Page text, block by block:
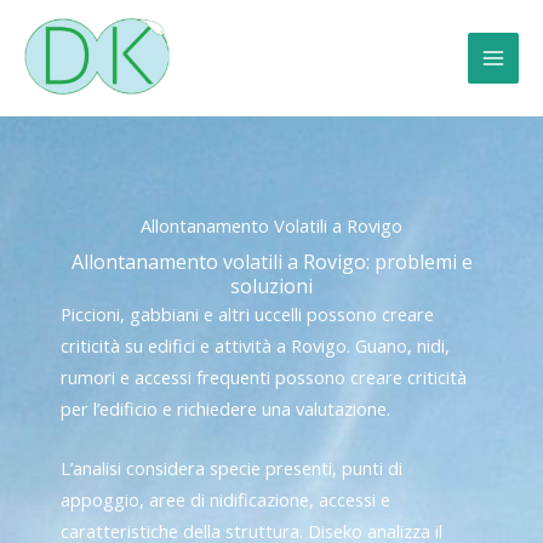
contenuto
Allontanamento Volatili a Rovigo
Allontanamento volatili a Rovigo: problemi e
soluzioni
Piccioni, gabbiani e altri uccelli possono creare
criticità su edifici e attività a Rovigo. Guano, nidi,
rumori e accessi frequenti possono creare criticità
per l’edificio e richiedere una valutazione.
L’analisi considera specie presenti, punti di
appoggio, aree di nidificazione, accessi e
caratteristiche della struttura. Diseko analizza il